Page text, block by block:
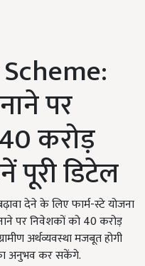
पर
करोड़
पूरी डिटेल
देने के लिए फार्म-स्टे योजना
पर निवेशकों को 40 करोड़
अर्थव्यवस्था मजबूत होगी
अनुभव कर सकेंगे.